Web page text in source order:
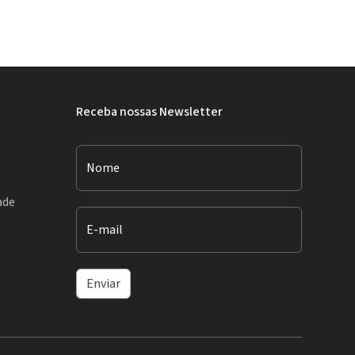
Receba nossas Newsletter
Nome
E-mail
Enviar